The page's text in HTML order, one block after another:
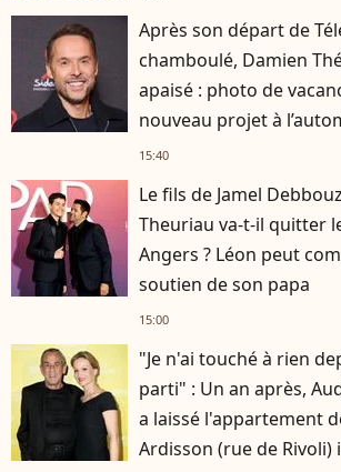
Après son départ de
chamboulé, Damien
apaisé : photo de
nouveau projet à
15:40
Le fils de Jamel
Theuriau va-t-il quitter
Angers ? Léon peut
soutien de son papa
15:00
"Je n'ai touché à rien
parti" : Un an après,
a laissé l'appartement
Ardisson (rue de Rivoli)